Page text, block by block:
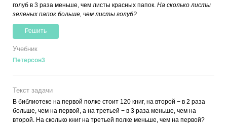
голуб в 3 раза меньше, чем листы красных папок. На сколько листы
зеленых папок больше, чем листы голуб?
Решить
Учебник
Петерсон3
Текст задачи
В библиотеке на первой полке стоит 120 книг, на второй − в 2 раза
больше, чем на первой, а на третьей − в 3 раза меньше, чем на
второй. На сколько книг на третьей полке меньше, чем на первой?